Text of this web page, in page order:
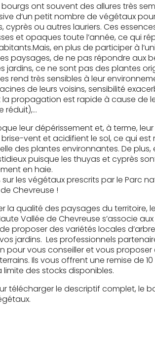
bourgs ont souvent des allures très
d’un petit nombre de végétaux
cyprès ou autres lauriers. Ces
et opaques toute l’année, ce qui
en plus de participer à
paysages, de ne pas répondre aux
jardins, ce ne sont pas des plantes
rend très sensibles à leur
de leurs voisins, sensibilité
propagation est rapide à cause de
réduit),…
leur dépérissement et, à terme,
vent et acidifient le sol, ce qui
des plantes environnantes. De plus,
puisque les thuyas et cyprès
en haie.
sur les végétaux prescrits par le Parc
Chevreuse !
la qualité des paysages du territoire,
Vallée de Chevreuse s’associe
proposer des variétés locales
jardins. Les professionnels
pour vous conseiller et vous proposer
Ils vous offrent une remise de 10
des stocks disponibles.
télécharger le descriptif complet, le